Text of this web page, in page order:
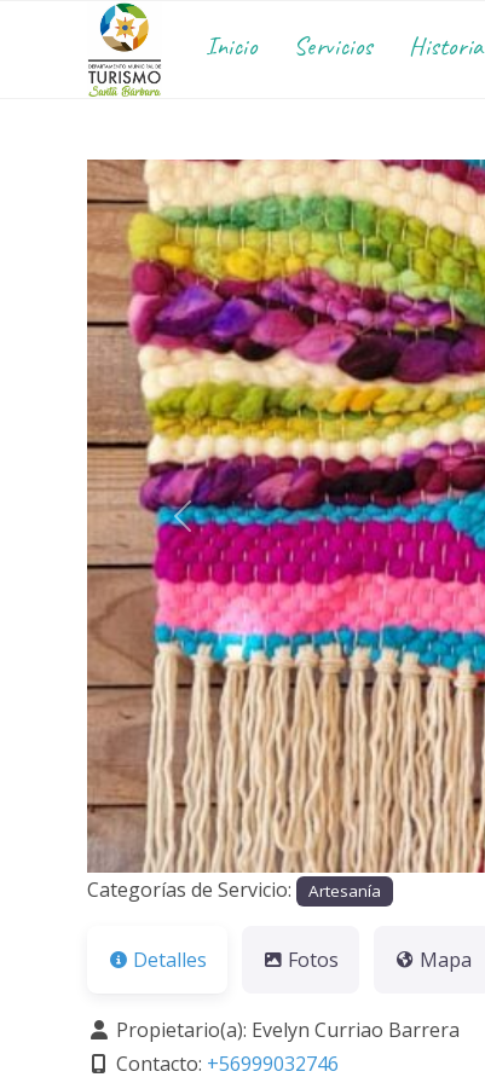
Inicio Servicios Historia
Anterior
Categorías de Servicio: Artesanía
Detalles Fotos Mapa
Propietario(a): Evelyn Curriao Barrera
Contacto: +56999032746